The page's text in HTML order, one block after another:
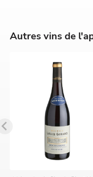
Autres vins de